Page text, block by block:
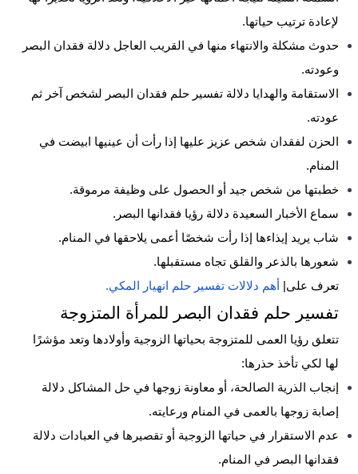
لإعادة ترتيب حياتها.
حدوث مشكلة والانتهاء منها في القريب العاجل دلالة فقدان البصر
وعودته.
الاستقامة والهدايا دلالة تفسير حلم فقدان البصر لشخص آخر ثم
عودته.
الحزن لفقدان شخص عزيز عليها إذا رأت أن عينيها ابيضت في
المنام.
خطبتها من شخص جيد أو الحصول على وظيفة مرموقة.
سماع الأخبار السعيدة دلالة رؤيا فقدانها البصر.
شاب يريد إيذاءها إذا رأت شخصًا أعمى يلاحقها في المنام.
شعورها بالذعر والقلق تجاه مستقبلها.
تعرف على|
أهم دلالات تفسير حلم انهيار المكي.
تفسير حلم فقدان البصر للمرأة المتزوجة
تتعلق رؤيا العمى للمتزوجة بحياتها الزوجية وأولادها وتعد مؤشرًا
لها لكي تأخذ حذرها:
إنجاب الذرية الصالحة، أو معاونة زوجها في حل المشاكل دلالة
إصابة زوجها بالعمى في المنام ورعايته.
عدم الاستقرار في حياتها الزوجية أو تقصيرها في العبادات دلالة
فقدانها البصر في المنام.